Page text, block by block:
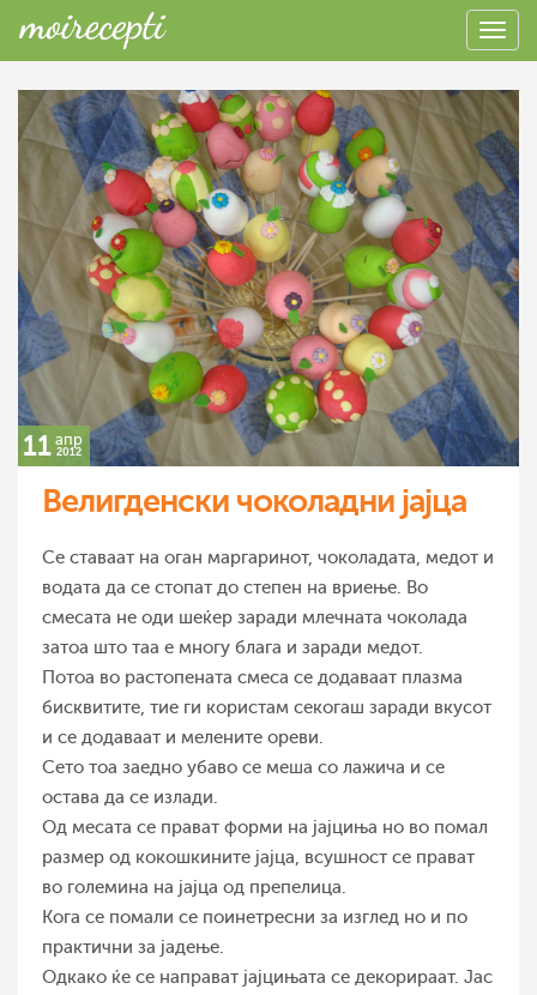
11 апр
2012
Велигденски чоколадни јајца
Се ставаат на оган маргаринот, чоколадата, медот и
водата да се стопат до степен на вриење. Во
смесата не оди шеќер заради млечната чоколада
затоа што таа е многу блага и заради медот.
Потоа во растопената смеса се додаваат плазма
бисквитите, тие ги користам секогаш заради вкусот
и се додаваат и мелените ореви.
Сето тоа заедно убаво се меша со лажича и се
остава да се излади.
Од месата се прават форми на јајциња но во помал
размер од кокошкините јајца, всушност се прават
во големина на јајца од препелица.
Кога се помали се поинетресни за изглед но и по
практични за јадење.
Одкако ќе се направат јајцињата се декорираат. Јас